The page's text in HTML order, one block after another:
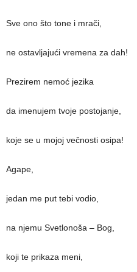
Sve ono što tone i mrači,
ne ostavljajući vremena za dah!
Prezirem nemoć jezika
da imenujem tvoje postojanje,
koje se u mojoj večnosti osipa!
Agape,
jedan me put tebi vodio,
na njemu Svetlonoša ‒ Bog,
koji te prikaza meni,